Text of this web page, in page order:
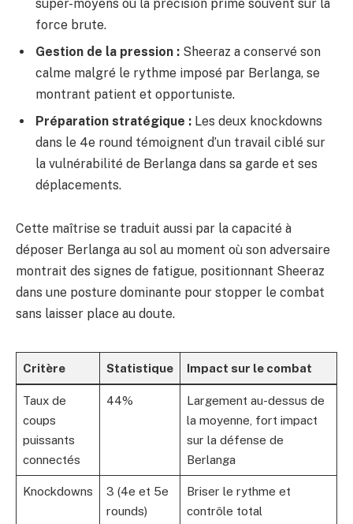
super-moyens où la précision prime souvent sur la
force brute.
Gestion de la pression : Sheeraz a conservé son
calme malgré le rythme imposé par Berlanga, se
montrant patient et opportuniste.
Préparation stratégique : Les deux knockdowns
dans le 4e round témoignent d’un travail ciblé sur
la vulnérabilité de Berlanga dans sa garde et ses
déplacements.
Cette maîtrise se traduit aussi par la capacité à
déposer Berlanga au sol au moment où son adversaire
montrait des signes de fatigue, positionnant Sheeraz
dans une posture dominante pour stopper le combat
sans laisser place au doute.
Critère Statistique Impact sur le combat
Taux de
coups
puissants
connectés
44%
Largement au-dessus de
la moyenne, fort impact
sur la défense de
Berlanga
Knockdowns
3 (4e et 5e
rounds)
Briser le rythme et
contrôle total